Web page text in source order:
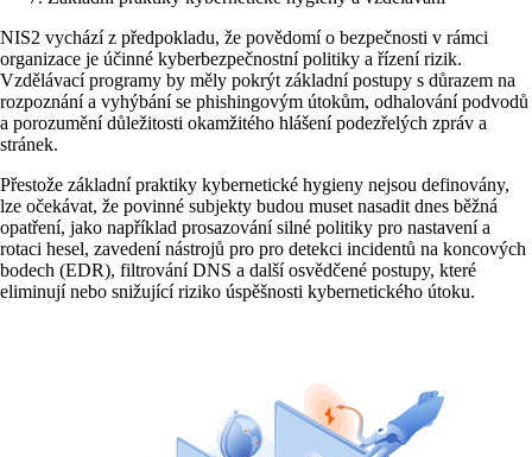
NIS2 vychází z předpokladu, že povědomí o bezpečnosti v rámci
organizace je účinné kyberbezpečnostní politiky a řízení rizik.
Vzdělávací programy by měly pokrýt základní postupy s důrazem na
rozpoznání a vyhýbání se phishingovým útokům, odhalování podvodů
a porozumění důležitosti okamžitého hlášení podezřelých zpráv a
stránek.
Přestože základní praktiky kybernetické hygieny nejsou definovány,
lze očekávat, že povinné subjekty budou muset nasadit dnes běžná
opatření, jako například prosazování silné politiky pro nastavení a
rotaci hesel, zavedení nástrojů pro pro detekci incidentů na koncových
bodech (EDR), filtrování DNS a další osvědčené postupy, které
eliminují nebo snižující riziko úspěšnosti kybernetického útoku.